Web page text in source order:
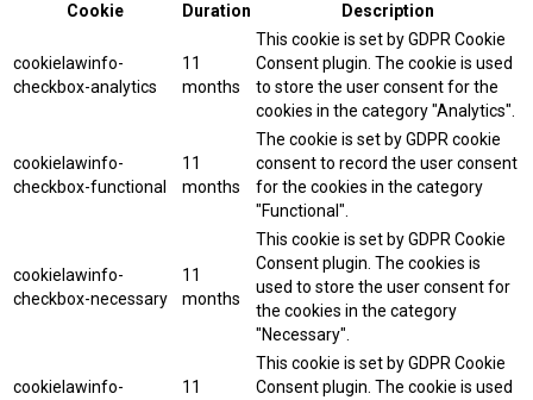
Cookie
Duration Description
cookielawinfo-
checkbox-analytics
11
months
This cookie is set by GDPR Cookie
Consent plugin. The cookie is used
to store the user consent for the
cookies in the category "Analytics".
cookielawinfo-
checkbox-functional
11
months
The cookie is set by GDPR cookie
consent to record the user consent
for the cookies in the category
"Functional".
cookielawinfo-
checkbox-necessary
11
months
This cookie is set by GDPR Cookie
Consent plugin. The cookies is
used to store the user consent for
the cookies in the category
"Necessary".
cookielawinfo-
11
This cookie is set by GDPR Cookie
Consent plugin. The cookie is used